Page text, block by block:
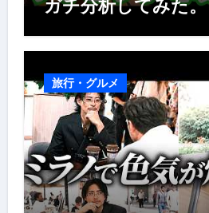
ガチ分析してみた。
旅行・グルメ